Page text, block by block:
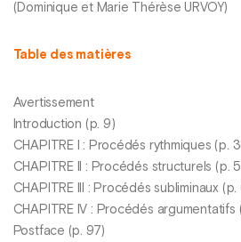
(Dominique et Marie Thérèse URVOY)
Table des matières
Avertissement
Introduction (p. 9)
CHAPITRE I : Procédés rythmiques (p.
CHAPITRE II : Procédés structurels (p.
CHAPITRE III : Procédés subliminaux (p.
CHAPITRE IV : Procédés argumentatifs
Postface (p. 97)